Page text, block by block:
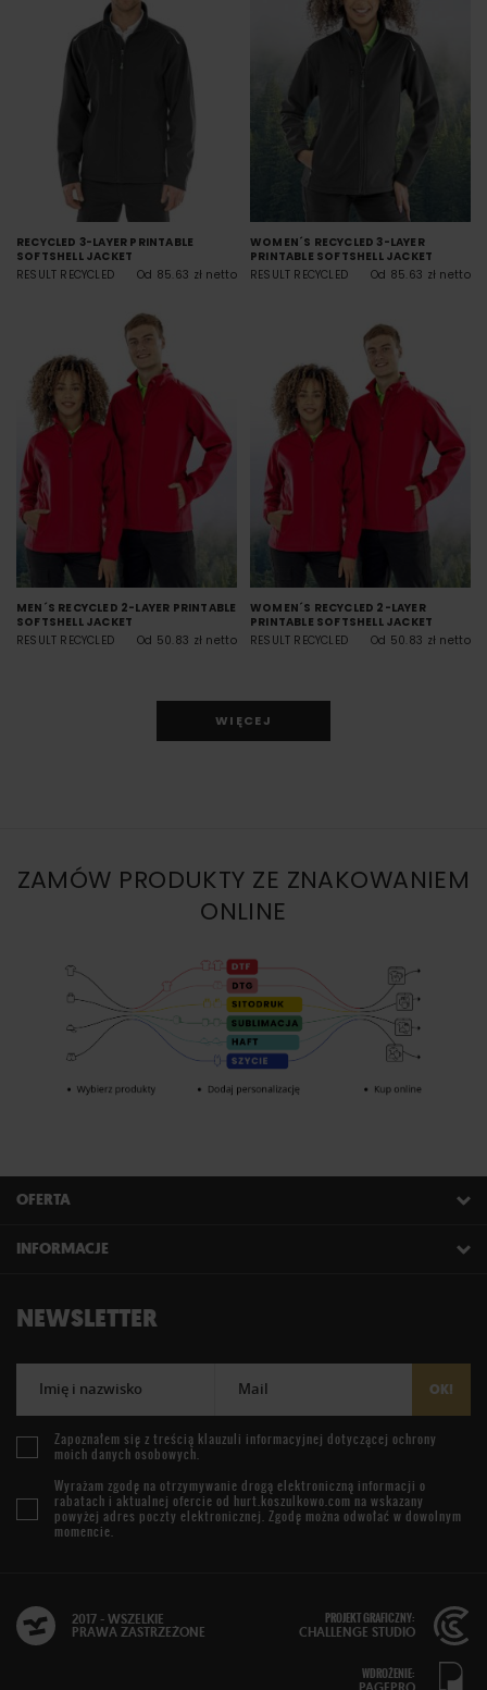
RECYCLED 3-LAYER PRINTABLE
SOFTSHELL JACKET
RESULT RECYCLED
Od 85.63 zł netto
WOMEN´S RECYCLED 3-LAYER
PRINTABLE SOFTSHELL JACKET
RESULT RECYCLED
Od 85.63 zł netto
MEN´S RECYCLED 2-LAYER PRINTABLE
SOFTSHELL JACKET
RESULT RECYCLED
Od 50.83 zł netto
WOMEN´S RECYCLED 2-LAYER
PRINTABLE SOFTSHELL JACKET
RESULT RECYCLED
Od 50.83 zł netto
WIĘCEJ
ZAMÓW PRODUKTY ZE ZNAKOWANIEM
ONLINE
OFERTA
INFORMACJE
NEWSLETTER
Imię i nazwisko Mail OK!
Zapoznałem się z treścią klauzuli informacyjnej dotyczącej ochrony
moich danych osobowych.
Wyrażam zgodę na otrzymywanie drogą elektroniczną informacji o
rabatach i aktualnej ofercie od hurt.koszulkowo.com na wskazany
powyżej adres poczty elektronicznej. Zgodę można odwołać w dowolnym
momencie.
2017 - WSZELKIE
PRAWA ZASTRZEŻONE
PROJEKT GRAFICZNY:
CHALLENGE STUDIO
WDROŻENIE: